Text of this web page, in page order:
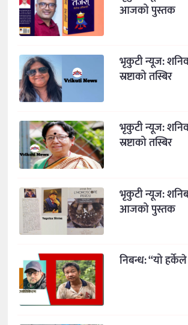
आजको पुस्तक
भृकुटी न्यूज:
स्रष्टाको तस्बिर
भृकुटी न्यूज:
स्रष्टाको तस्बिर
भृकुटी न्यूज:
आजको पुस्तक
निबन्ध: “यो